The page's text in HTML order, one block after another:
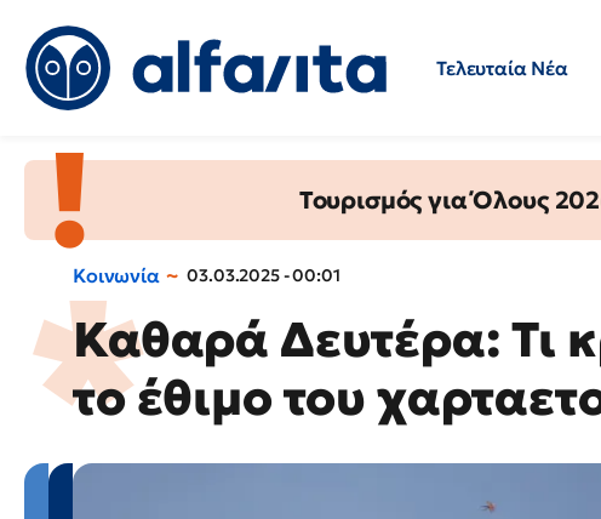
Τελευταία Νέα
Τουρισμός για Όλους
Κοινωνία 03.03.2025 - 00:01
Καθαρά Δευτέρα: Τι
το έθιμο του